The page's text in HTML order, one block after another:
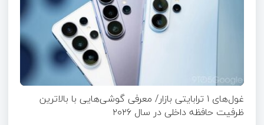
غول‌های ۱ ترابایتی بازار/ معرفی گوشی‌هایی با بالاترین
ظرفیت حافظه داخلی در سال ۲۰۲۶